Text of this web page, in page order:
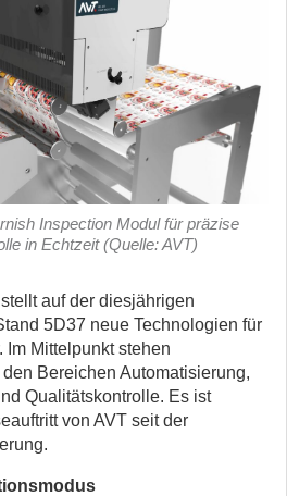
Inspection Modul für präzise
in Echtzeit (Quelle: AVT)
auf der diesjährigen
5D37 neue Technologien für
Mittelpunkt stehen
Bereichen Automatisierung,
Qualitätskontrolle. Es ist
von AVT seit der